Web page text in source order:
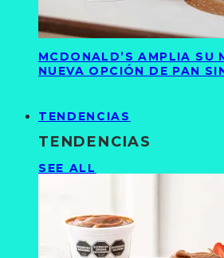
MCDONALD’S AMPLIA SU
NUEVA OPCIÓN DE PAN
TENDENCIAS
TENDENCIAS
SEE ALL